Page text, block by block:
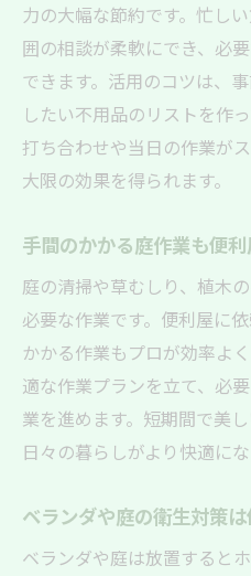
力の大幅な節約です。忙し
囲の相談が柔軟にでき、必
できます。活用のコツは、
したい不用品のリストを作
打ち合わせや当日の作業が
大限の効果を得られます。
手間のかかる庭作業も便
庭の清掃や草むしり、植木
必要な作業です。便利屋に
かかる作業もプロが効率よ
適な作業プランを立て、必
業を進めます。短期間で美
日々の暮らしがより快適に
ベランダや庭の衛生対策
ベランダや庭は放置すると